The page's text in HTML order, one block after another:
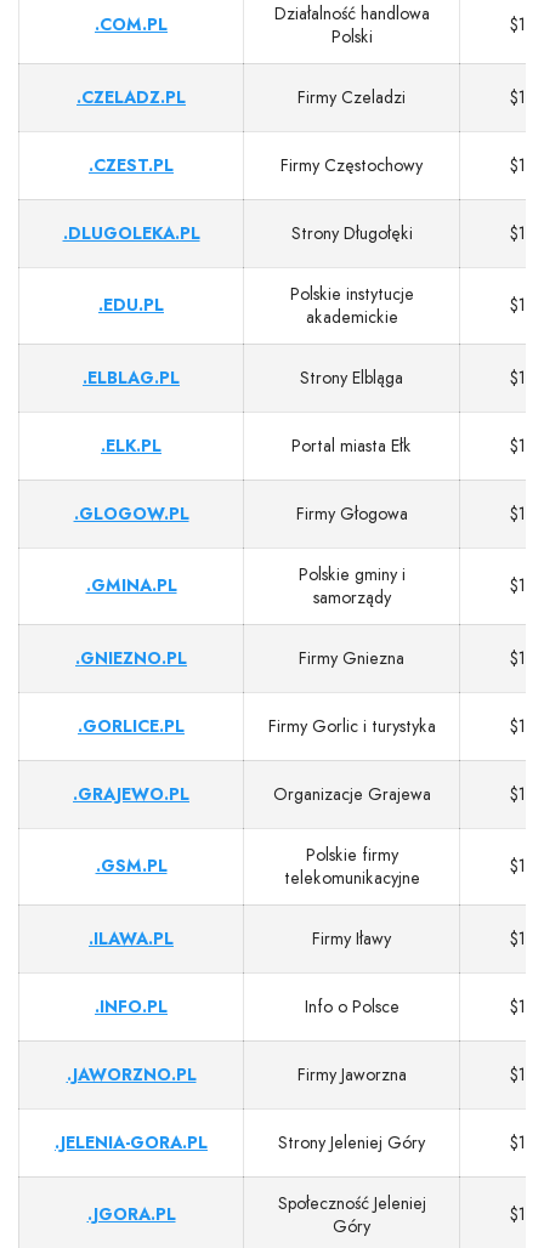
.COM.PL
Działalność handlowa
Polski
$13
.CZELADZ.PL Firmy Czeladzi $13
.CZEST.PL Firmy Częstochowy $13
.DLUGOLEKA.PL Strony Długołęki $13
.EDU.PL
Polskie instytucje
akademickie
$13
.ELBLAG.PL Strony Elbląga $13
.ELK.PL Portal miasta Ełk $13
.GLOGOW.PL Firmy Głogowa $13
.GMINA.PL
Polskie gminy i
samorządy
$13
.GNIEZNO.PL Firmy Gniezna $13
.GORLICE.PL Firmy Gorlic i turystyka $13
.GRAJEWO.PL Organizacje Grajewa $13
.GSM.PL
Polskie firmy
telekomunikacyjne
$13
.ILAWA.PL Firmy Iławy $13
.INFO.PL Info o Polsce $13
.JAWORZNO.PL Firmy Jaworzna $13
.JELENIA-GORA.PL Strony Jeleniej Góry $13
.JGORA.PL
Społeczność Jeleniej
Góry
$13